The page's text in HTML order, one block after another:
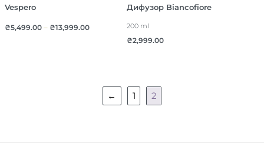
Vespero
₴5,499.00– ₴13,999.00
Дифузор Biancofiore
200 ml
₴2,999.00
← 1 2